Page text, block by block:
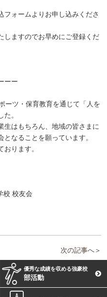
ォームよりお申し込みくださ
ますのでお早めにご登録くだ
ーー
ーツ・保育教育を通じて「人を
。
生はもちろん、地域の皆さまに
なることを願っています。
ります。
校 校友会
次の記事へ＞
優秀な成績を収める強豪校
部活動